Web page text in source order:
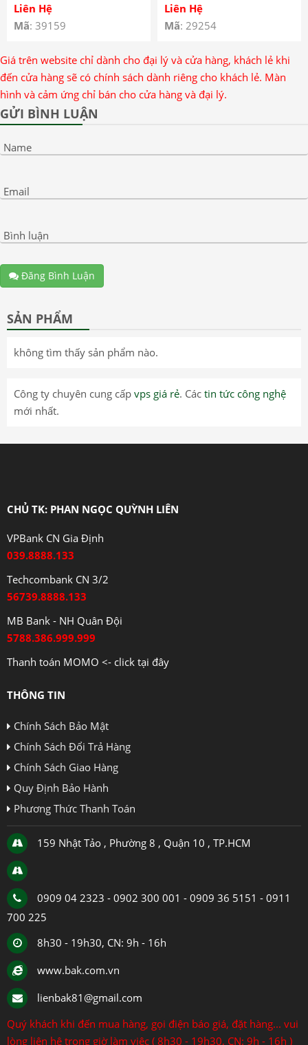
Liên Hệ
Mã: 39159
Liên Hệ
Mã: 29254
Giá trên website chỉ dành cho đại lý và cửa hàng, khách lẻ khi
đến cửa hàng sẽ có chính sách dành riêng cho khách lẻ. Màn
hình và cảm ứng chỉ bán cho cửa hàng và đại lý.
GỬI BÌNH LUẬN
Name
Email
Bình luận
Đăng Bình Luận
SẢN PHẨM
không tìm thấy sản phẩm nào.
Công ty chuyên cung cấp vps giá rẻ. Các tin tức công nghệ
mới nhất.
CHỦ TK: PHAN NGỌC QUỲNH LIÊN
VPBank CN Gia Định
039.8888.133
Techcombank CN 3/2
56739.8888.133
MB Bank - NH Quân Đội
5788.386.999.999
Thanh toán MOMO <- click tại đây
THÔNG TIN
Chính Sách Bảo Mật
Chính Sách Đổi Trả Hàng
Chính Sách Giao Hàng
Quy Định Bảo Hành
Phương Thức Thanh Toán
159 Nhật Tảo , Phường 8 , Quận 10 , TP.HCM
0909 04 2323 - 0902 300 001 - 0909 36 5151 - 0911
700 225
8h30 - 19h30, CN: 9h - 16h
www.bak.com.vn
lienbak81@gmail.com
Quý khách khi đến mua hàng, gọi điện báo giá, đặt hàng... vui
lòng liên hệ trong giờ làm việc ( 8h30 - 19h30, CN: 9h - 16h )